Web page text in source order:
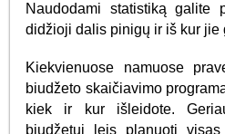
Naudodami statistiką galite
didžioji dalis pinigų ir iš kur jie
Kiekvienuose namuose
biudžeto skaičiavimo
kiek ir kur išleidote.
biudžetui leis planuoti